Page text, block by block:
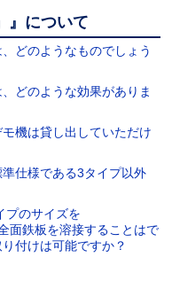
』について
どのようなものでしょう
どのような効果がありま
機は貸し出していただけ
準仕様である3タイプ以外
プのサイズを
面鉄板を溶接することはで
付けは可能ですか？